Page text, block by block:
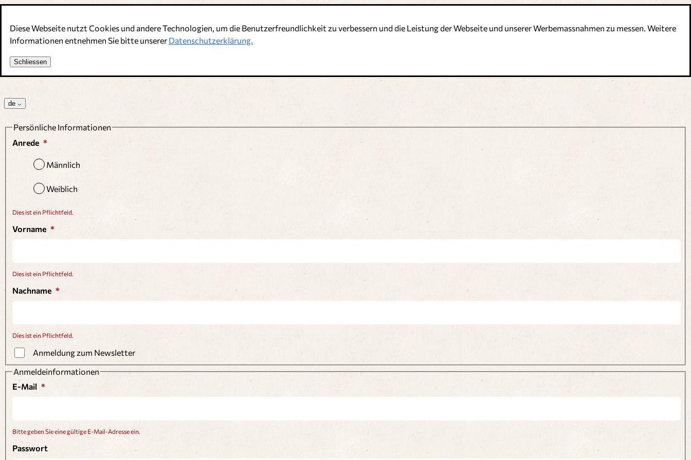
Diese Webseite nutzt Cookies und andere Technologien, um die Benutzerfreundlichkeit zu verbessern und die Leistung der Webseite und unserer Werbemassnahmen zu messen. Weitere
Informationen entnehmen Sie bitte unserer Datenschutzerklärung.
Schliessen
de
Persönliche Informationen
Anrede
Männlich
Weiblich
Dies ist ein Pflichtfeld.
Vorname
Dies ist ein Pflichtfeld.
Nachname
Dies ist ein Pflichtfeld.
Anmeldung zum Newsletter
Anmeldeinformationen
E-Mail
Bitte geben Sie eine gültige E-Mail-Adresse ein.
Passwort